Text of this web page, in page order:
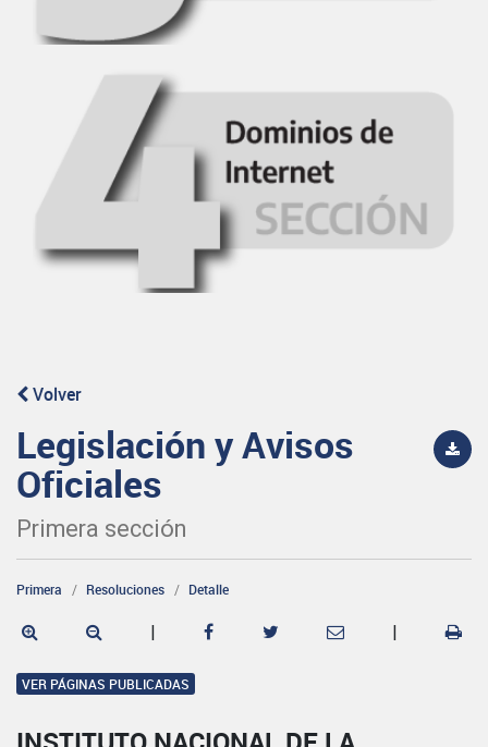
Volver
Legislación y Avisos
Oficiales
Primera sección
Primera Resoluciones Detalle
| |
VER PÁGINAS PUBLICADAS